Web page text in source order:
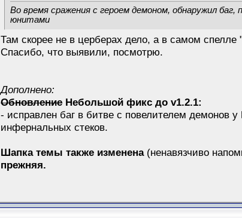
Во время сражения с героем демоном, обнаружил
юнитами
Там скорее не в церберах дело, а в самом спелле
Спасибо, что выявили, посмотрю.
Дополнено:
ОбновлениеНебольшой фикс до v1.2.1:
- исправлен баг в битве с повелителем демонов
инфернальных стеков.
Шапка темы также изменена (ненавязчиво
прежняя.